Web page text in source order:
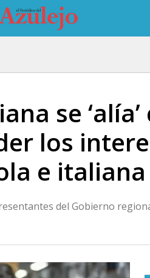
se
los
e italiana
del Gobierno